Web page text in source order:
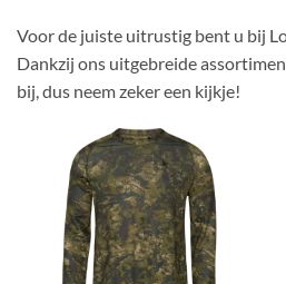
Voor de juiste uitrustig bent u bij
Dankzij ons uitgebreide
bij, dus neem zeker een kijkje!